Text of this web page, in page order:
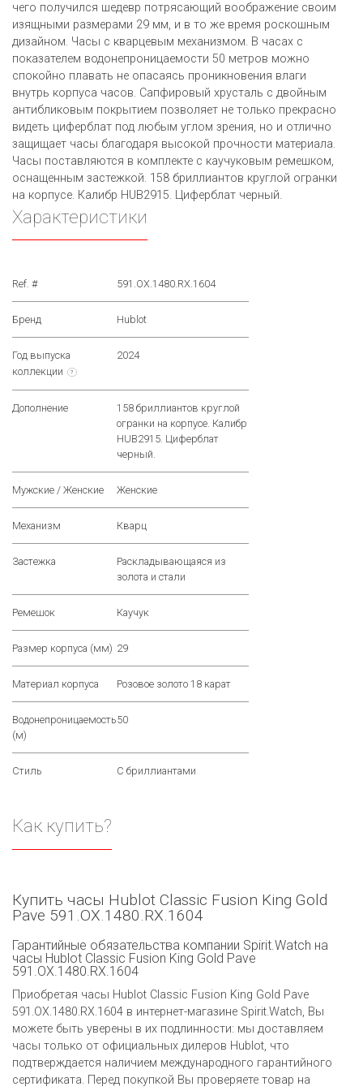
чего получился шедевр потрясающий воображение своим
изящными размерами 29 мм, и в то же время роскошным
дизайном. Часы с кварцевым механизмом. В часах с
показателем водонепроницаемости 50 метров можно
спокойно плавать не опасаясь проникновения влаги
внутрь корпуса часов. Сапфировый хрусталь с двойным
антибликовым покрытием позволяет не только прекрасно
видеть циферблат под любым углом зрения, но и отлично
защищает часы благодаря высокой прочности материала.
Часы поставляются в комплекте с каучуковым ремешком,
оснащенным застежкой. 158 бриллиантов круглой огранки
на корпусе. Калибр HUB2915. Циферблат черный.
Характеристики
Ref. # 591.OX.1480.RX.1604
Бренд Hublot
Год выпуска
коллекции
?
2024
Дополнение
158 бриллиантов круглой
огранки на корпусе. Калибр
HUB2915. Циферблат
черный.
Мужские / Женские Женские
Механизм Кварц
Застежка
Раскладывающаяся из
золота и стали
Ремешок Каучук
Размер корпуса (мм) 29
Материал корпуса Розовое золото 18 карат
Водонепроницаемость
(м)
50
Стиль С бриллиантами
Как купить?
Купить часы Hublot Classic Fusion King Gold
Pave 591.OX.1480.RX.1604
Гарантийные обязательства компании Spirit.Watch на
часы Hublot Classic Fusion King Gold Pave
591.OX.1480.RX.1604
Приобретая часы Hublot Classic Fusion King Gold Pave
591.OX.1480.RX.1604 в интернет-магазине Spirit.Watch, Вы
можете быть уверены в их подлинности: мы доставляем
часы только от официальных дилеров Hublot, что
подтверждается наличием международного гарантийного
сертификата. Перед покупкой Вы проверяете товар на